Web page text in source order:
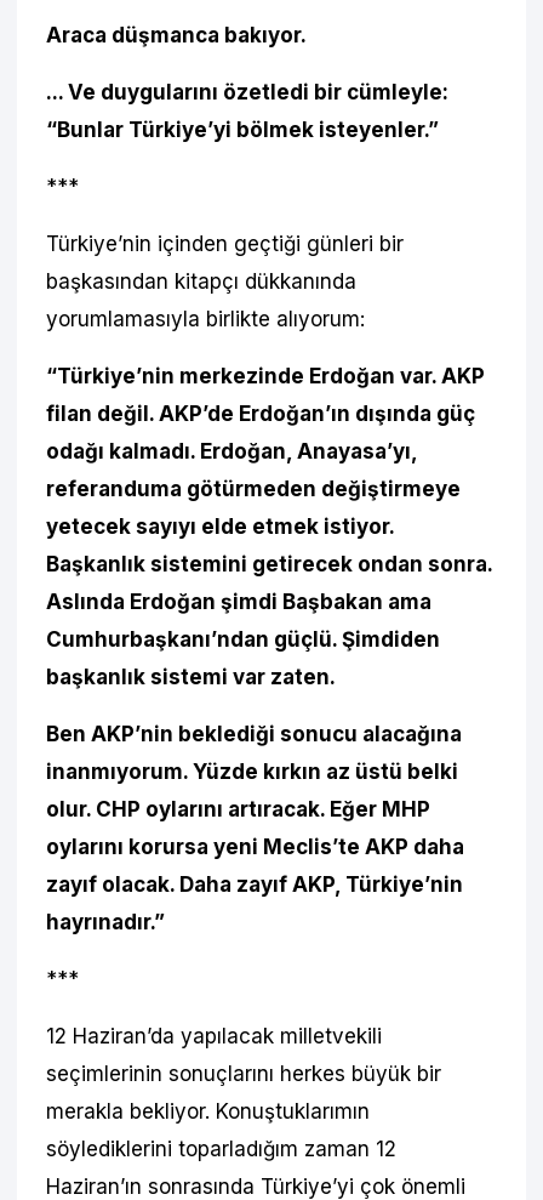
Araca düşmanca bakıyor.
... Ve duygularını özetledi bir cümleyle:
“Bunlar Türkiye’yi bölmek isteyenler.”
***
Türkiye’nin içinden geçtiği günleri bir
başkasından kitapçı dükkanında
yorumlamasıyla birlikte alıyorum:
“Türkiye’nin merkezinde Erdoğan var. AKP
filan değil. AKP’de Erdoğan’ın dışında güç
odağı kalmadı. Erdoğan, Anayasa’yı,
referanduma götürmeden değiştirmeye
yetecek sayıyı elde etmek istiyor.
Başkanlık sistemini getirecek ondan sonra.
Aslında Erdoğan şimdi Başbakan ama
Cumhurbaşkanı’ndan güçlü. Şimdiden
başkanlık sistemi var zaten.
Ben AKP’nin beklediği sonucu alacağına
inanmıyorum. Yüzde kırkın az üstü belki
olur. CHP oylarını artıracak. Eğer MHP
oylarını korursa yeni Meclis’te AKP daha
zayıf olacak. Daha zayıf AKP, Türkiye’nin
hayrınadır.”
***
12 Haziran’da yapılacak milletvekili
seçimlerinin sonuçlarını herkes büyük bir
merakla bekliyor. Konuştuklarımın
söylediklerini toparladığım zaman 12
Haziran’ın sonrasında Türkiye’yi çok önemli